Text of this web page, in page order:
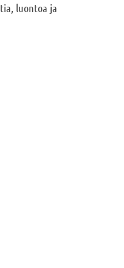
luontoa ja